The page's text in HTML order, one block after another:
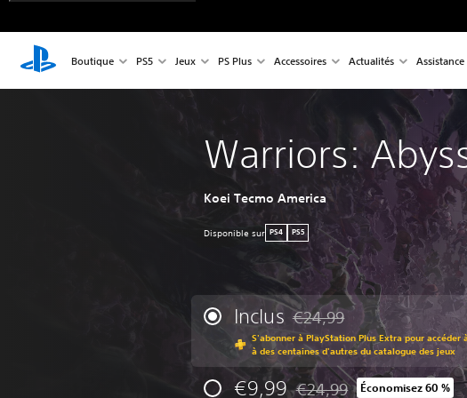
Boutique PS5 Jeux PS Plus Accessoires Actualités Assistance
Warriors:
Koei Tecmo America
Disponible sur PS4 PS5
Inclus Remise par rapport au prix
€24,99
S'abonner à PlayStation Plus Extra pour accéder
à des centaines d'autres du catalogue des jeux
€9,99 €24,99 Économisez 60 %